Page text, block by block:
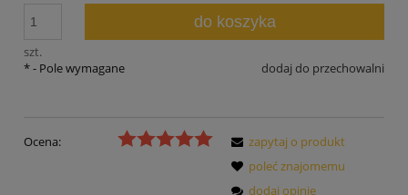
szt.
do koszyka
dodaj do przechowalni
*- Pole wymagane
Ocena:
zapytaj o produkt
poleć znajomemu
dodaj opinię